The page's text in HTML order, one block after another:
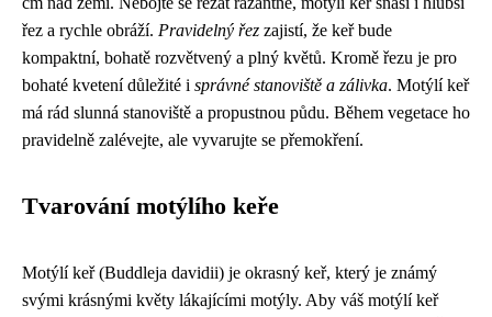
řez a rychle obráží. Pravidelný řez zajistí, že keř bude
kompaktní, bohatě rozvětvený a plný květů. Kromě řezu je pro
bohaté kvetení důležité i správné stanoviště a zálivka. Motýlí keř
má rád slunná stanoviště a propustnou půdu. Během vegetace ho
pravidelně zalévejte, ale vyvarujte se přemokření.
Tvarování motýlího keře
Motýlí keř (Buddleja davidii) je okrasný keř, který je známý
svými krásnými květy lákajícími motýly. Aby váš motýlí keř